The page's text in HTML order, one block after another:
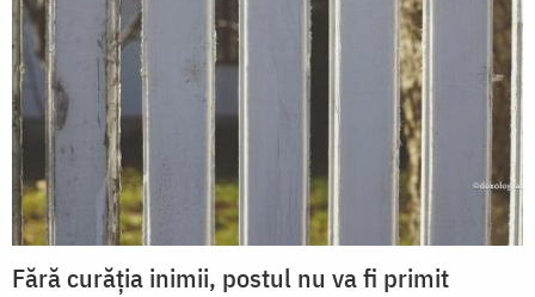
Fără curăția inimii, postul nu va fi primit